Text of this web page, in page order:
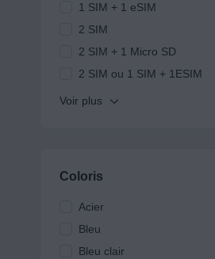
1 SIM + 1 eSIM
2 SIM
2 SIM + 1 Micro SD
2 SIM ou 1 SIM + 1ESIM
Coloris
Acier
Bleu
Bleu clair